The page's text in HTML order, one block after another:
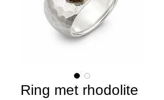
Ring met rhodolite